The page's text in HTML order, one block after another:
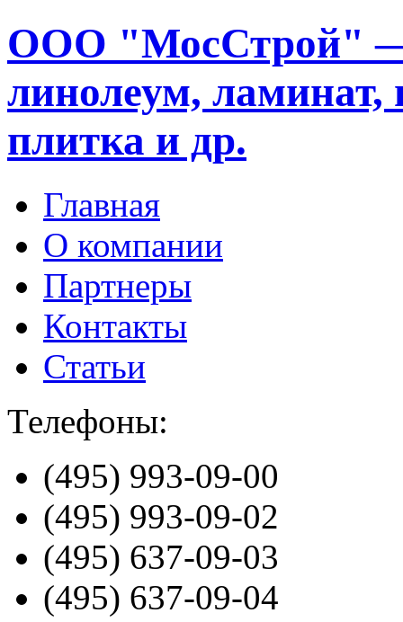
ООО "МосСтрой" —
линолеум, ламинат,
плитка и др.
Главная
О компании
Партнеры
Контакты
Статьи
Телефоны:
(495) 993-09-00
(495) 993-09-02
(495) 637-09-03
(495) 637-09-04